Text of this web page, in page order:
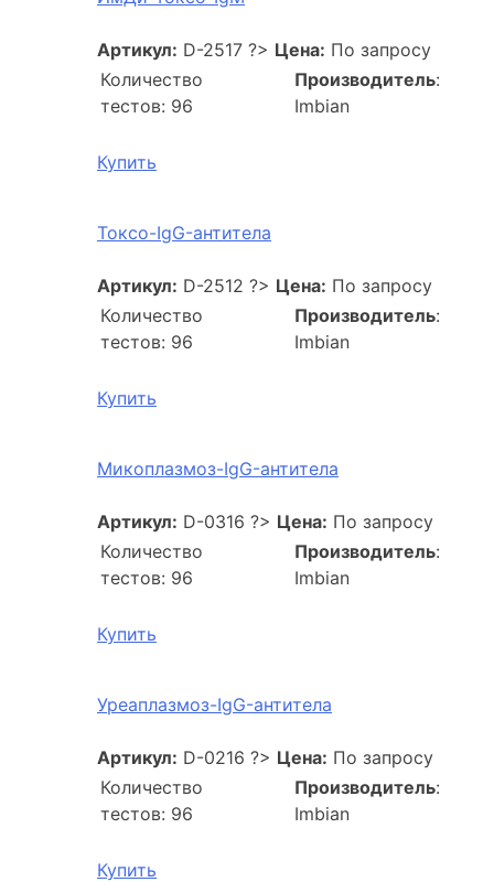
Артикул: D-2517 ?> Цена: По запросу
Количество
тестов: 96
Производитель:
Imbian
Купить
Токсо-IgG-антитела
Артикул: D-2512 ?> Цена: По запросу
Количество
тестов: 96
Производитель:
Imbian
Купить
Микоплазмоз-IgG-антитела
Артикул: D-0316 ?> Цена: По запросу
Количество
тестов: 96
Производитель:
Imbian
Купить
Уреаплазмоз-IgG-антитела
Артикул: D-0216 ?> Цена: По запросу
Количество
тестов: 96
Производитель:
Imbian
Купить